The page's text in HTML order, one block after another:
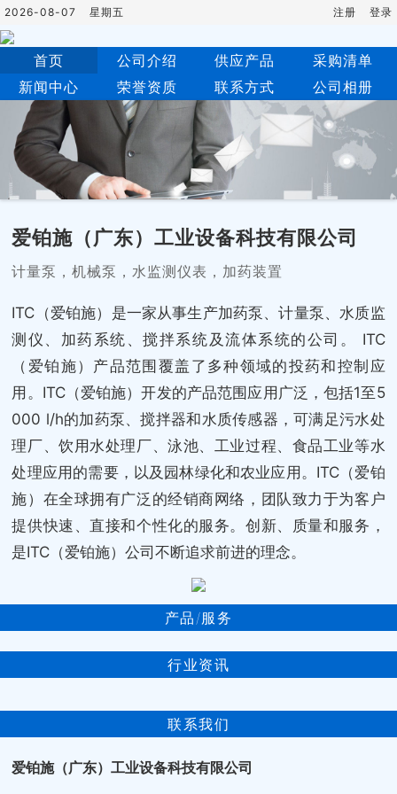
2026-08-07 星期五 注册 登录
首页 公司介绍 供应产品
采购清单
新闻中心
荣誉资质 联系方式 公司相册
爱铂施（广东）工业设备科技有限公司
计量泵，机械泵，水监测仪表，加药装置
ITC（爱铂施）是一家从事生产加药泵、计量泵、水质监
测仪、加药系统、搅拌系统及流体系统的公司。 ITC
（爱铂施）产品范围覆盖了多种领域的投药和控制应
用。ITC（爱铂施）开发的产品范围应用广泛，包括1至5
000 l/h的加药泵、搅拌器和水质传感器，可满足污水处
理厂、饮用水处理厂、泳池、工业过程、食品工业等水
处理应用的需要，以及园林绿化和农业应用。ITC（爱铂
施）在全球拥有广泛的经销商网络，团队致力于为客户
提供快速、直接和个性化的服务。创新、质量和服务，
是ITC（爱铂施）公司不断追求前进的理念。
产品/服务
行业资讯
联系我们
爱铂施（广东）工业设备科技有限公司